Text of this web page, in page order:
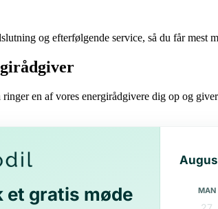
og efterfølgende service, så du får mest
en af vores energirådgivere dig op og